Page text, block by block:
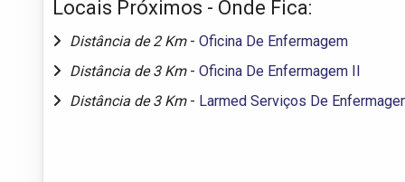
Locais Próximos - Onde Fica:
Distância de 2 Km - Oficina De Enfermagem
Distância de 3 Km - Oficina De Enfermagem II
Distância de 3 Km - Larmed Serviços De